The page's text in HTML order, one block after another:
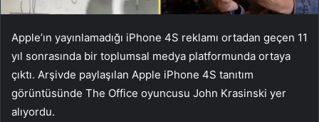
Apple’ın yayınlamadığı iPhone 4S reklamı ortadan geçen 11
yıl sonrasında bir toplumsal medya platformunda ortaya
çıktı. Arşivde paylaşılan Apple iPhone 4S tanıtım
görüntüsünde The Office oyuncusu John Krasinski yer
alıyordu.